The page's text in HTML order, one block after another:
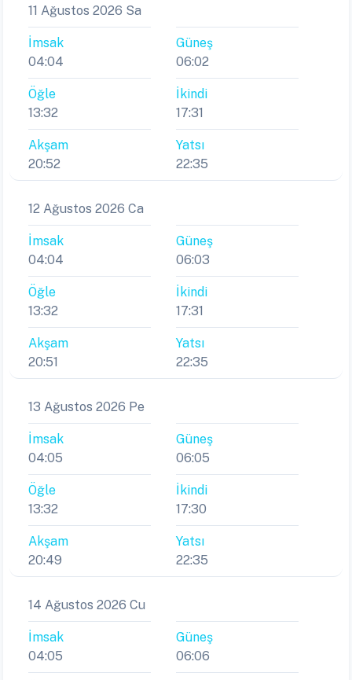
11 Ağustos 2026 Sa
İmsak
04:04
Güneş
06:02
Öğle
13:32
İkindi
17:31
Akşam
20:52
Yatsı
22:35
12 Ağustos 2026 Ca
İmsak
04:04
Güneş
06:03
Öğle
13:32
İkindi
17:31
Akşam
20:51
Yatsı
22:35
13 Ağustos 2026 Pe
İmsak
04:05
Güneş
06:05
Öğle
13:32
İkindi
17:30
Akşam
20:49
Yatsı
22:35
14 Ağustos 2026 Cu
İmsak
04:05
Güneş
06:06